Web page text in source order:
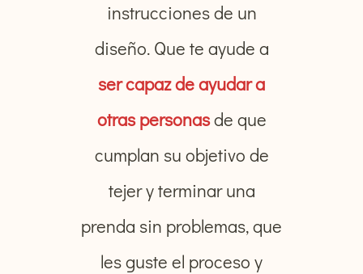
instrucciones de un
diseño. Que te ayude a
ser capaz de ayudar a
otras personasde que
cumplan su objetivo de
tejer y terminar una
prenda sin problemas, que
les guste el proceso y